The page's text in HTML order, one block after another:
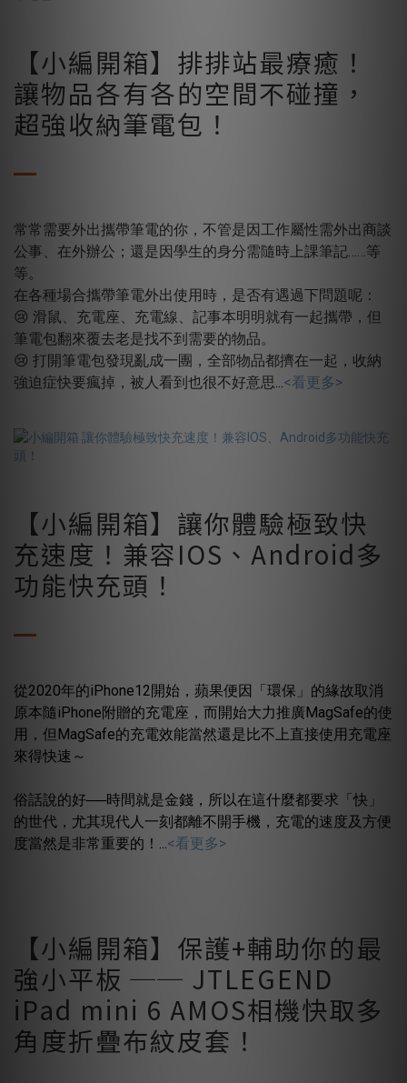
【小編開箱】排排站最療癒！
讓物品各有各的空間不碰撞，
超強收納筆電包！
常常需要外出攜帶筆電的你，不管是因工作屬性需外出商談
公事、在外辦公；還是因學生的身分需隨時上課筆記……等
等。
在各種場合攜帶筆電外出使用時，是否有遇過下問題呢：
😢 滑鼠、充電座、充電線、記事本明明就有一起攜帶，但
筆電包翻來覆去老是找不到需要的物品。
😢 打開筆電包發現亂成一團，全部物品都擠在一起，收納
強迫症快要瘋掉，被人看到也很不好意思
<看更多>
【小編開箱】讓你體驗極致快
充速度！兼容IOS、Android多
功能快充頭！
從2020年的iPhone12開始，蘋果便因「環保」的緣故取消
原本隨iPhone附贈的充電座，而開始大力推廣MagSafe的使
用，但MagSafe的充電效能當然還是比不上直接使用充電座
來得快速～
俗話說的好──時間就是金錢，所以在這什麼都要求「快」
的世代，尤其現代人一刻都離不開手機，充電的速度及方便
度當然是非常重要的！... <看更多>
【小編開箱】保護+輔助你的最
強小平板 ── JTLEGEND
iPad mini 6 AMOS相機快取多
角度折疊布紋皮套！